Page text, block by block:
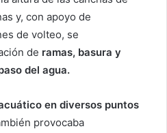
y, con apoyo de
de volteo, se
de ramas, basura y
del agua.
en diversos puntos
provocaba